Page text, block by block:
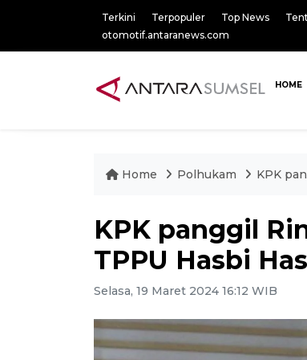
Terkini Terpopuler Top News
otomotif.antaranews.com
HOME
Home Polhukam KPK
KPK panggil
TPPU Hasbi
Selasa, 19 Maret 2024 16:12 WIB